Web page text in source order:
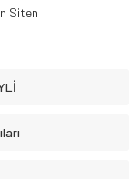
Siten